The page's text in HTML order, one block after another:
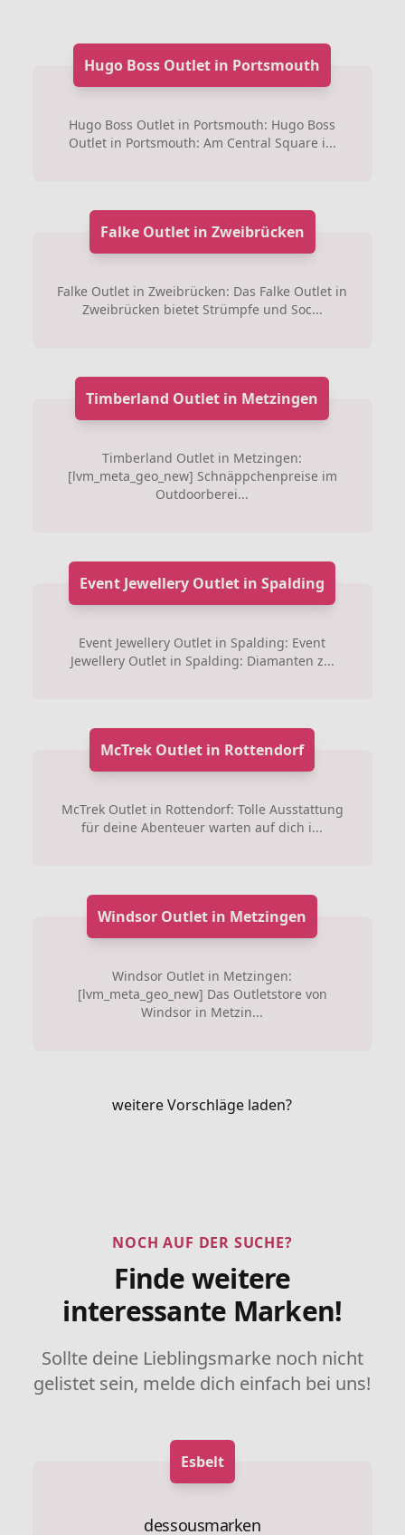
Hugo Boss Outlet in Portsmouth
Hugo Boss Outlet in Portsmouth: Hugo Boss
Outlet in Portsmouth: Am Central Square i...
Falke Outlet in Zweibrücken
Falke Outlet in Zweibrücken: Das Falke Outlet in
Zweibrücken bietet Strümpfe und Soc...
Timberland Outlet in Metzingen
Timberland Outlet in Metzingen:
[lvm_meta_geo_new] Schnäppchenpreise im
Outdoorberei...
Event Jewellery Outlet in Spalding
Event Jewellery Outlet in Spalding: Event
Jewellery Outlet in Spalding: Diamanten z...
McTrek Outlet in Rottendorf
McTrek Outlet in Rottendorf: Tolle Ausstattung
für deine Abenteuer warten auf dich i...
Windsor Outlet in Metzingen
Windsor Outlet in Metzingen:
[lvm_meta_geo_new] Das Outletstore von
Windsor in Metzin...
weitere Vorschläge laden?
NOCH AUF DER SUCHE?
Finde weitere
interessante Marken!
Sollte deine Lieblingsmarke noch nicht
gelistet sein, melde dich einfach bei uns!
Esbelt
dessousmarken